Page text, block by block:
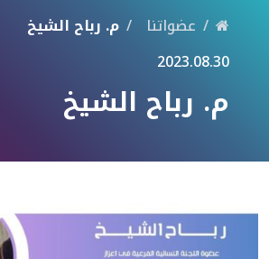
عضواتنا
م. رباح الشيخ
2023.08.30
م. رباح الشيخ